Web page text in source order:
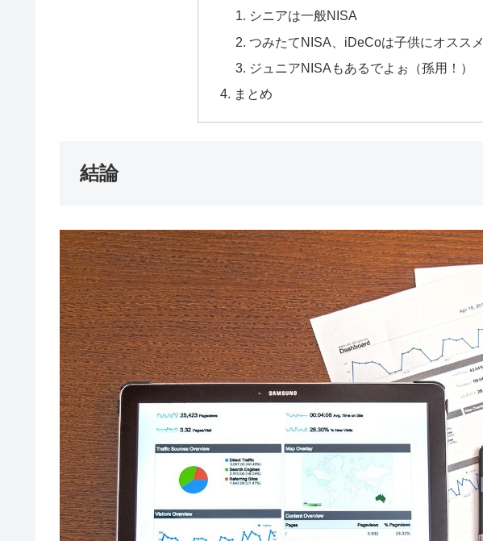
シニアは一般NISA
つみたてNISA、iDeCoは子供にオススメ
ジュニアNISAもあるでよぉ（孫用！）
まとめ
結論